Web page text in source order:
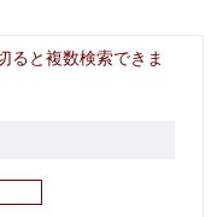
ると複数検索できま